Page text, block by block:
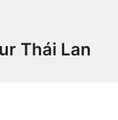
Thái Lan